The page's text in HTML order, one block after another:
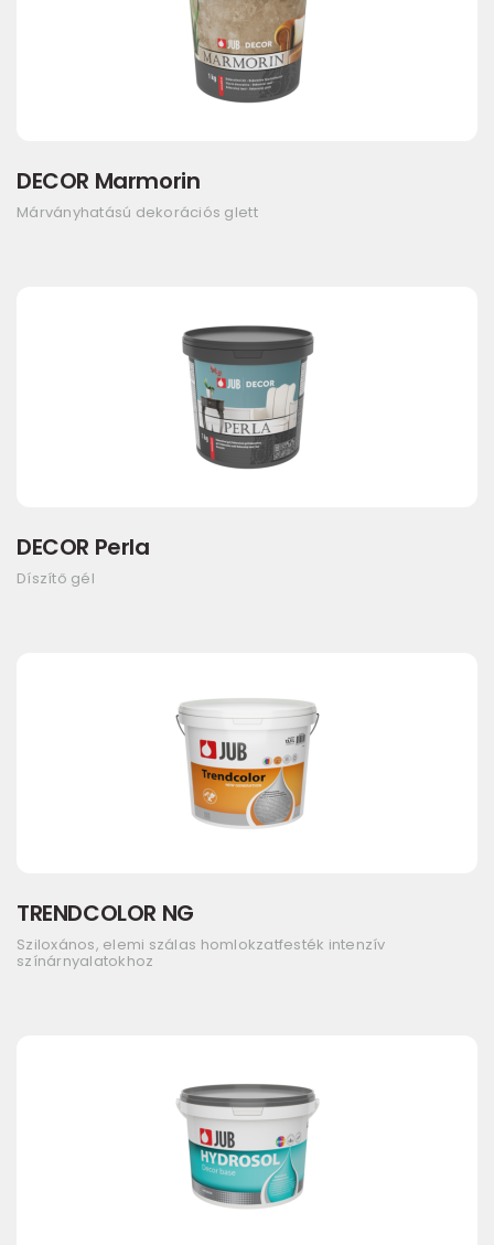
DECOR Marmorin
Márványhatású dekorációs glett
DECOR Perla
Díszítő gél
TRENDCOLOR NG
Sziloxános, elemi szálas homlokzatfesték intenzív
színárnyalatokhoz